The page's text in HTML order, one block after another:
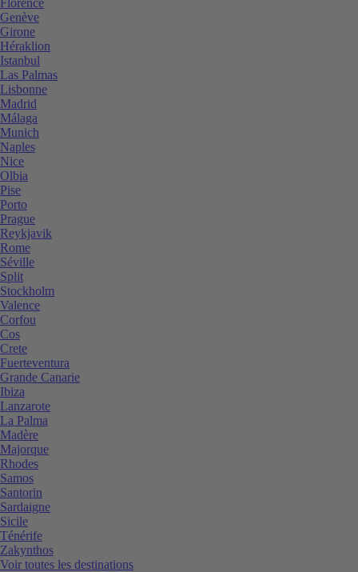
Genève
Girone
Héraklion
Istanbul
Las Palmas
Lisbonne
Madrid
Málaga
Munich
Naples
Nice
Olbia
Pise
Porto
Prague
Reykjavik
Rome
Séville
Split
Stockholm
Valence
Corfou
Cos
Crete
Fuerteventura
Grande Canarie
Ibiza
Lanzarote
La Palma
Madère
Majorque
Rhodes
Samos
Santorin
Sardaigne
Sicile
Ténérife
Zakynthos
Voir toutes les destinations